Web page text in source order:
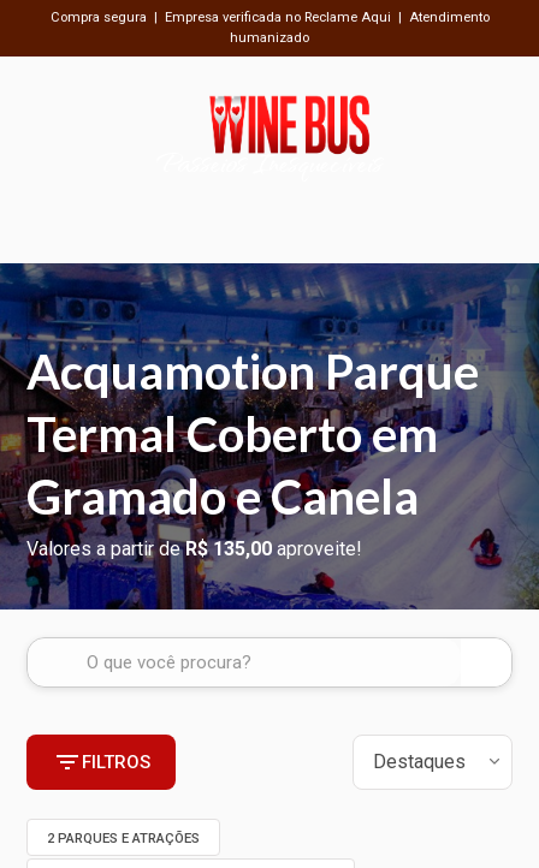
Compra segura | Empresa verificada no Reclame Aqui | Atendimento
humanizado
Passeios Inesquecíveis
Acquamotion Parque
Termal Coberto em
Gramado e Canela
Valores a partir deR$ 135,00 aproveite!
FILTROS
2 PARQUES E ATRAÇÕES